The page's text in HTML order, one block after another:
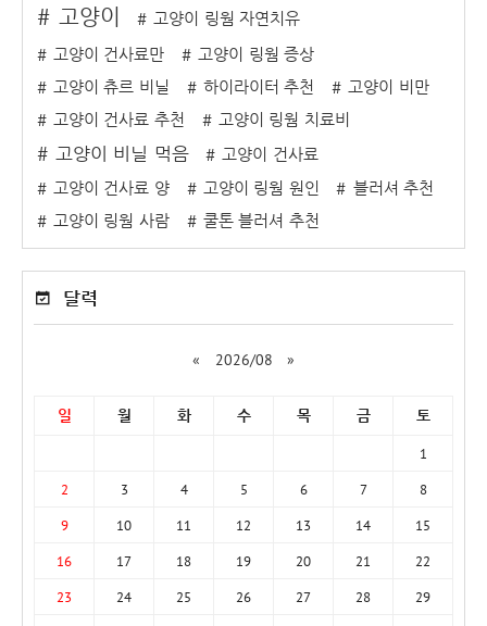
고양이
고양이 링웜 자연치유
고양이 건사료만
고양이 링웜 증상
고양이 츄르 비닐
하이라이터 추천
고양이 비만
고양이 건사료 추천
고양이 링웜 치료비
고양이 비닐 먹음
고양이 건사료
고양이 건사료 양
고양이 링웜 원인
블러셔 추천
고양이 링웜 사람
쿨톤 블러셔 추천
달력
« 2026/08 »
일 월 화 수 목 금 토
1
2 3 4 5 6 7 8
9 10 11 12 13 14 15
16 17 18 19 20 21 22
23 24 25 26 27 28 29